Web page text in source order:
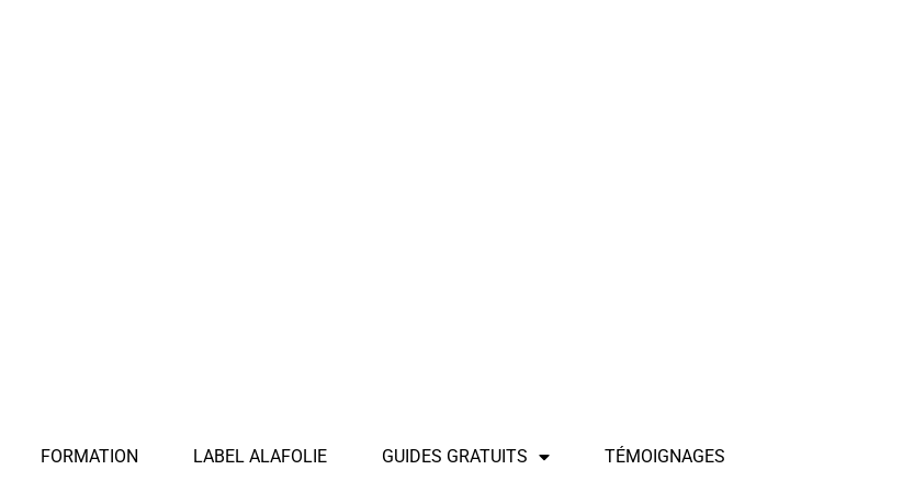
FORMATION LABEL ALAFOLIE GUIDES GRATUITS
TÉMOIGNAGES